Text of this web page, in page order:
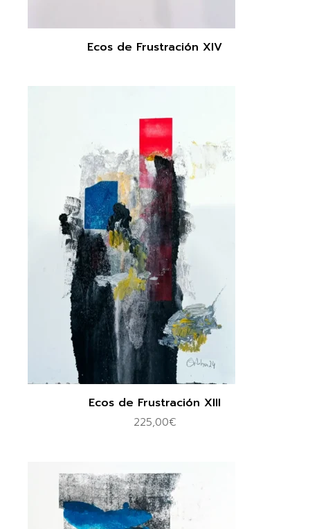
Ecos de Frustración XIV
Ecos de Frustración XIII
225,00€